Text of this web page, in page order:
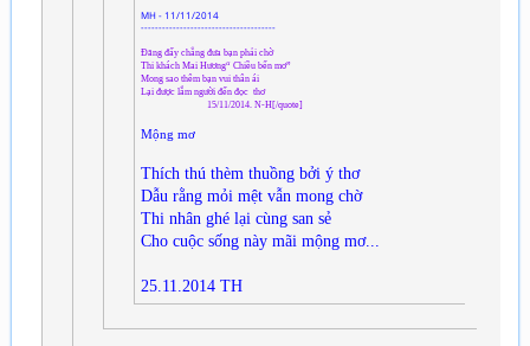
MH - 11/11/2014
--------------------------------------
Đăng đấy chẳng đưa bạn phải chờ
Thi khách Mai Hương“ Chiều bến mơ”
Mong sao thêm bạn vui thân ái
Lại được lắm người đến đọc thơ
15/11/2014. N-H[/quote]
Mộng mơ
Thích thú thèm thuồng bởi ý thơ
Dẫu rằng mỏi mệt vẫn mong chờ
Thi nhân ghé lại cùng san sẻ
Cho cuộc sống này mãi mộng mơ...
25.11.2014 TH